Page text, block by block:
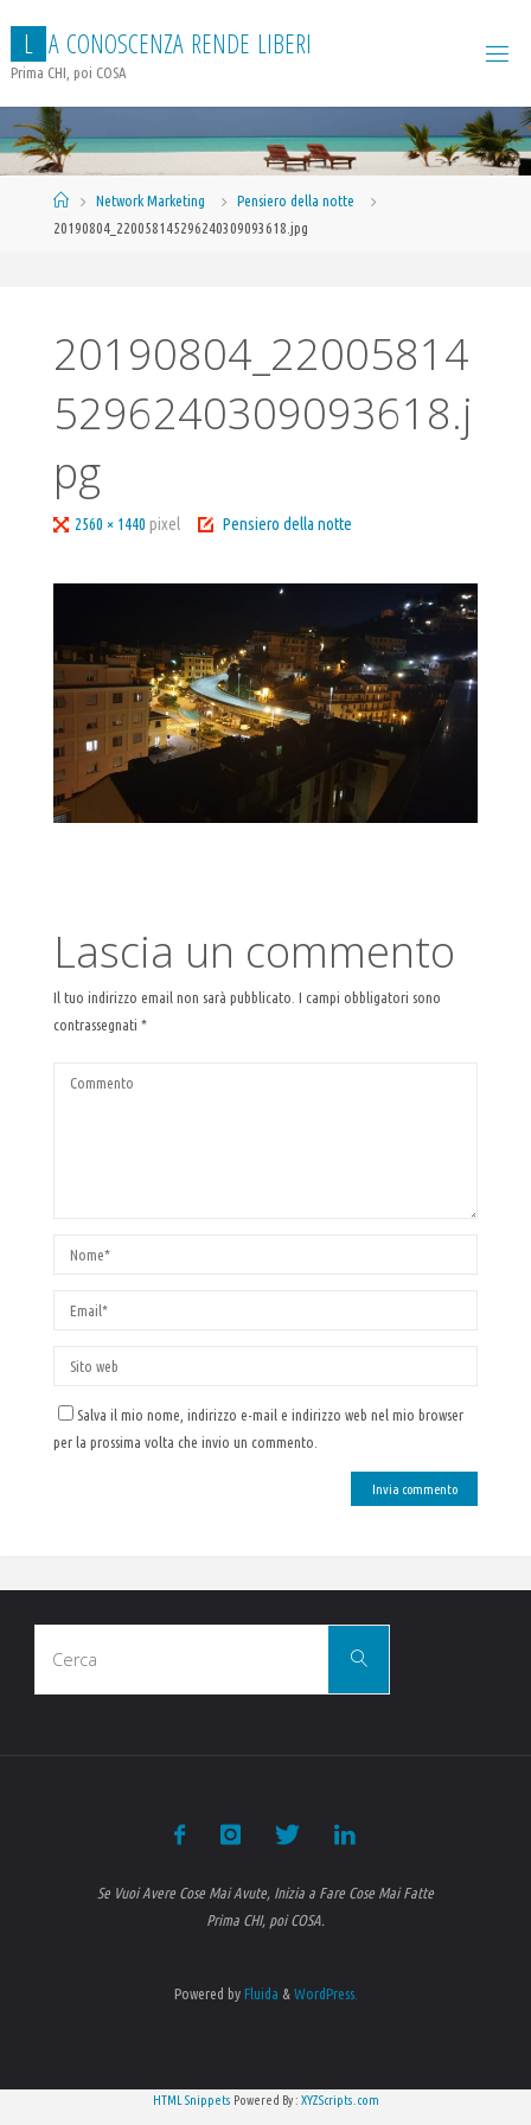
contenuto
L A CONOSCENZA RENDE LIBERI
Prima CHI, poi COSA
HomeNetwork Marketing
Pensiero della notte
20190804_220058145296240309093618.jpg
20190804_22005814
5296240309093618.j
pg
Tutta2560 × 1440pixel Pensiero della notte
Lascia un commento
Il tuo indirizzo email non sarà pubblicato. I campi obbligatori sono
contrassegnati *
Salva il mio nome, indirizzo e-mail e indirizzo web nel mio browser
per la prossima volta che invio un commento.
Cerca
Se Vuoi Avere Cose Mai Avute, Inizia a Fare Cose Mai Fatte
Prima CHI, poi COSA.
Powered byFluida & WordPress.
HTML Snippets Powered By : XYZScripts.com